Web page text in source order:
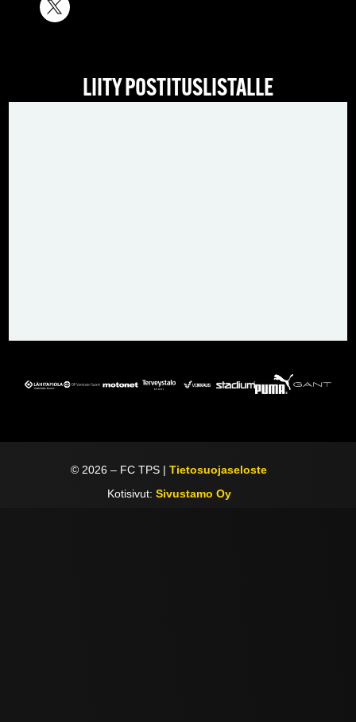
LIITY POSTITUSLISTALLE
© 2026 – FC TPS |Tietosuojaseloste
Kotisivut: Sivustamo Oy